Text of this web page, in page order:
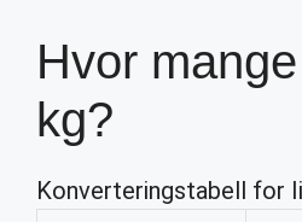
Hvor
kg?
Konverteringstabell for